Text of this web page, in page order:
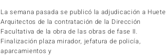
La semana pasada se publicó la adjudicación a Huete
Arquitectos de la contratación de la Dirección
Facultativa de la obra de las obras de fase II.
Finalización plaza mirador, jefatura de policía,
aparcamientos y